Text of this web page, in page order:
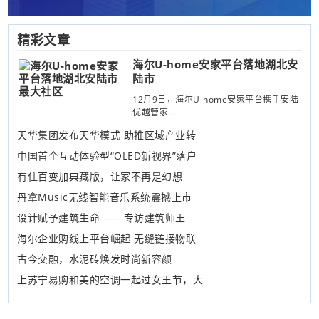
精彩文章
海尔U-home安家平台落地湖北安
陆市
12月9日，海尔U-home安家平台携手安陆
优越管家...
天华集团发布天华模式 助推区域产业转
中国首个互动体验型“OLED新视界”落户
有住百变加典藏版，让家不再是幻想
丹拿Music无线智能音乐系统震撼上市
设计赋予建筑生命 ——专访建筑师王
海尔企业购线上平台崛起 无缝链接物联
古今交融，水泥砖焕发时尚新容颜
上苏宁易购和美的空调一起过女王节，大